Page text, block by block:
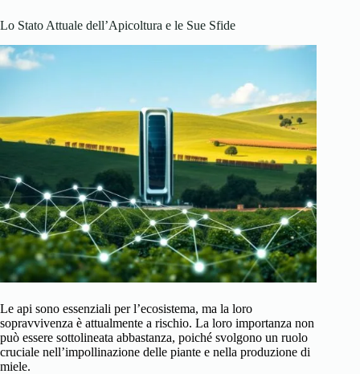
Lo Stato Attuale dell’Apicoltura e le Sue Sfide
Le api sono essenziali per l’ecosistema, ma la loro
sopravvivenza è attualmente a rischio. La loro importanza non
può essere sottolineata abbastanza, poiché svolgono un ruolo
cruciale nell’impollinazione delle piante e nella produzione di
miele.